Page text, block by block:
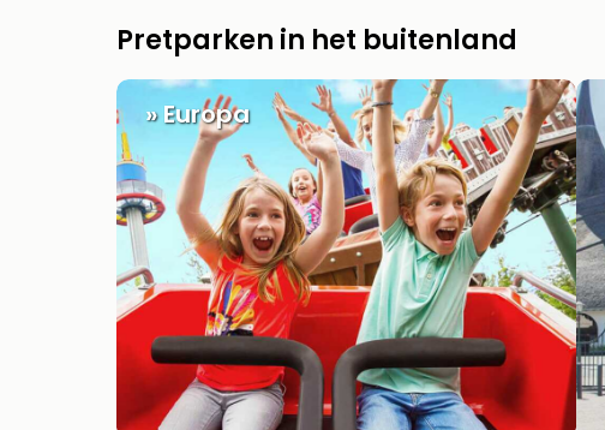
Pretparken in het buitenland
» Europa